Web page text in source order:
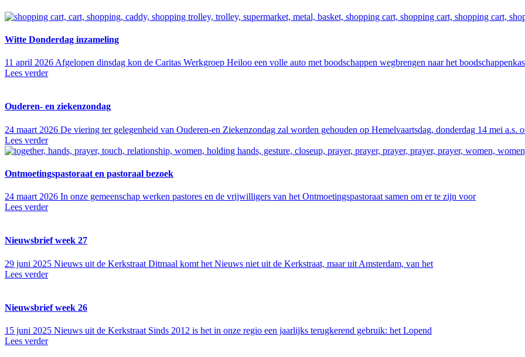
Witte Donderdag inzameling
11 april 2026 Afgelopen dinsdag kon de Caritas Werkgroep Heiloo een volle auto met boodschappen wegbrengen naar het
Lees verder
Ouderen- en ziekenzondag
24 maart 2026 De viering ter gelegenheid van Ouderen-en Ziekenzondag zal worden gehouden op Hemelvaartsdag, donderdag 14 mei a.s.
Lees verder
Ontmoetingspastoraat en pastoraal bezoek
24 maart 2026 In onze gemeenschap werken pastores en de vrijwilligers van het Ontmoetingspastoraat samen om er te zijn voor
Lees verder
Nieuwsbrief week 27
29 juni 2025 Nieuws uit de Kerkstraat Ditmaal komt het Nieuws niet uit de Kerkstraat, maar uit Amsterdam, van het
Lees verder
Nieuwsbrief week 26
15 juni 2025 Nieuws uit de Kerkstraat Sinds 2012 is het in onze regio een jaarlijks terugkerend gebruik: het Lopend
Lees verder